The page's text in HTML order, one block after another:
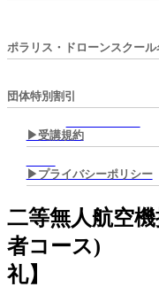
ポラリス・ドローンスクー
団体特別割引
▶︎受講規約
▶︎プライバシーポリシー
二等無人航空
者コー
礼】